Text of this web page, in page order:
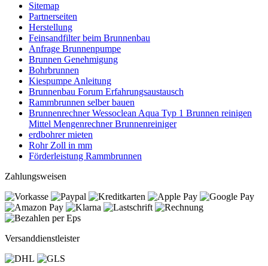
Sitemap
Partnerseiten
Herstellung
Feinsandfilter beim Brunnenbau
Anfrage Brunnenpumpe
Brunnen Genehmigung
Bohrbrunnen
Kiespumpe Anleitung
Brunnenbau Forum Erfahrungsaustausch
Rammbrunnen selber bauen
Brunnenrechner Wessoclean Aqua Typ 1 Brunnen reinigen
Mittel Mengenrechner Brunnenreiniger
erdbohrer mieten
Rohr Zoll in mm
Förderleistung Rammbrunnen
Zahlungsweisen
Versanddienstleister